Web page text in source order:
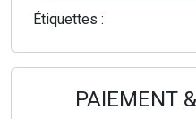
Étiquettes :
PAIEMENT